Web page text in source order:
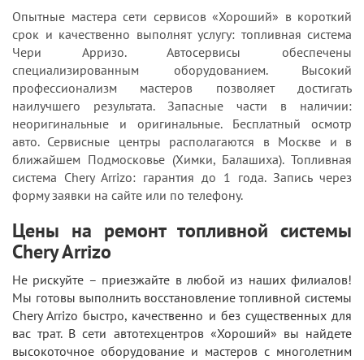
Опытные мастера сети сервисов «Хороший» в короткий
срок и качественно выполнят услугу: топливная система
Чери Арризо. Автосервисы обеспечены
специализированным оборудованием. Высокий
профессионализм мастеров позволяет достигать
наилучшего результата. Запасные части в наличии:
неоригинальные и оригинальные. Бесплатный осмотр
авто. Сервисные центры располагаются в Москве и в
ближайшем Подмосковье (Химки, Балашиха). Топливная
система Chery Arrizo: гарантия до 1 года. Запись через
форму заявки на сайте или по телефону.
Цены на ремонт топливной системы
Chery Arrizo
Не рискуйте – приезжайте в любой из наших филиалов!
Мы готовы выполнить восстановление топливной системы
Chery Arrizo быстро, качественно и без существенных для
вас трат. В сети автотехцентров «Хороший» вы найдете
высокоточное оборудование и мастеров с многолетним